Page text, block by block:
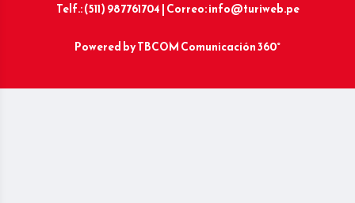
Telf.: (511) 987761704 | Correo: info@turiweb.pe
Powered byTBCOM Comunicación 360°